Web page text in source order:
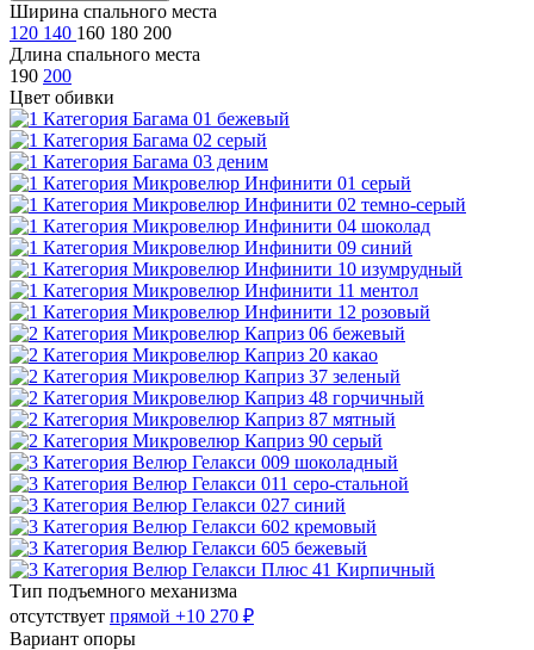
Ширина спального места
120 140 160 180 200
Длина спального места
190 200
Цвет обивки
Тип подъемного механизма
отсутствует прямой +10 270 ₽
Вариант опоры